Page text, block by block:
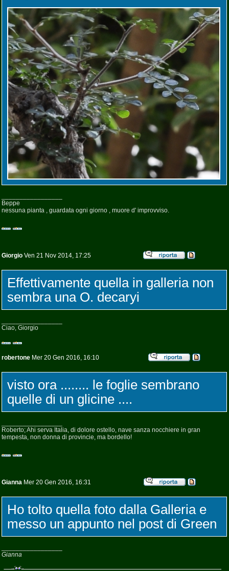
Beppe
nessuna pianta , guardata ogni giorno , muore d' improvviso.
Giorgio Ven 21 Nov 2014, 17:25
Effettivamente quella in galleria non
sembra una O. decaryi
Ciao, Giorgio
robertone Mer 20 Gen 2016, 16:10
visto ora ........ le foglie sembrano
quelle di un glicine ....
Roberto; Ahi serva Italia, di dolore ostello, nave sanza nocchiere in gran
tempesta, non donna di provincie, ma bordello!
Gianna Mer 20 Gen 2016, 16:31
Ho tolto quella foto dalla Galleria e
messo un appunto nel post di Green
Gianna